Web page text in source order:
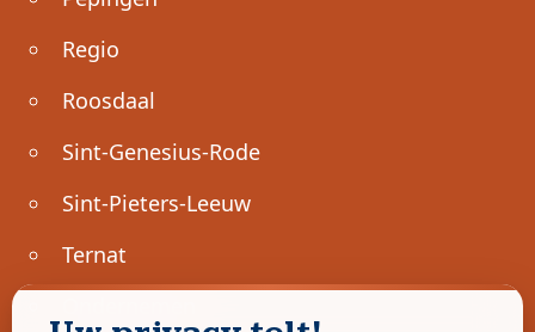
Regio
Roosdaal
Sint-Genesius-Rode
Sint-Pieters-Leeuw
Ternat